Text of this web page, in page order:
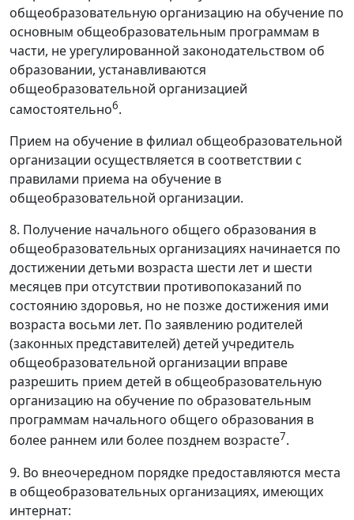
общеобразовательную организацию на обучение по
основным общеобразовательным программам в
части, не урегулированной законодательством об
образовании, устанавливаются
общеобразовательной организацией
самостоятельно6.
Прием на обучение в филиал общеобразовательной
организации осуществляется в соответствии с
правилами приема на обучение в
общеобразовательной организации.
8. Получение начального общего образования в
общеобразовательных организациях начинается по
достижении детьми возраста шести лет и шести
месяцев при отсутствии противопоказаний по
состоянию здоровья, но не позже достижения ими
возраста восьми лет. По заявлению родителей
(законных представителей) детей учредитель
общеобразовательной организации вправе
разрешить прием детей в общеобразовательную
организацию на обучение по образовательным
программам начального общего образования в
более раннем или более позднем возрасте7.
9. Во внеочередном порядке предоставляются места
в общеобразовательных организациях, имеющих
интернат: